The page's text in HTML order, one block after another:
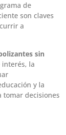
de
son claves
a
sin
la
y la
decisiones